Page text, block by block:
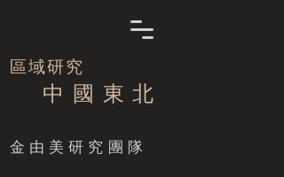
區域研究
中 國 東 北
​金由美研究團隊